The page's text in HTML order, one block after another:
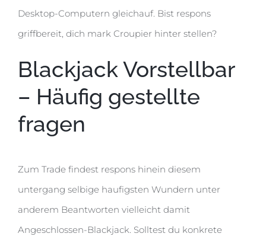
Desktop-Computern gleichauf. Bist respons
griffbereit, dich mark Croupier hinter stellen?
Blackjack Vorstellbar
– Häufig gestellte
fragen
Zum Trade findest respons hinein diesem
untergang selbige haufigsten Wundern unter
anderem Beantworten vielleicht damit
Angeschlossen-Blackjack. Solltest du konkrete